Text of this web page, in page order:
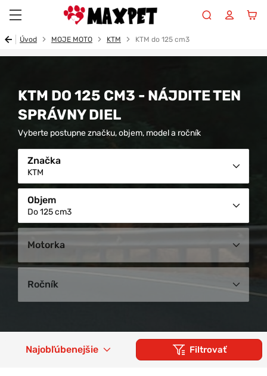
Úvod MOJE MOTO KTM KTM do 125 cm3
KTM DO 125 CM3 - NÁJDITE TEN
SPRÁVNY DIEL
Vyberte postupne značku, objem, model a ročník
Značka
KTM
Objem
Do 125 cm3
Motorka
Ročník
Filtrovať
Najobľúbenejšie